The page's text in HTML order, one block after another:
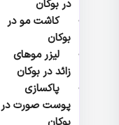
در بوکان
کاشت مو در
بوکان
لیزر موهای
زائد در بوکان
پاکسازی
پوست صورت در